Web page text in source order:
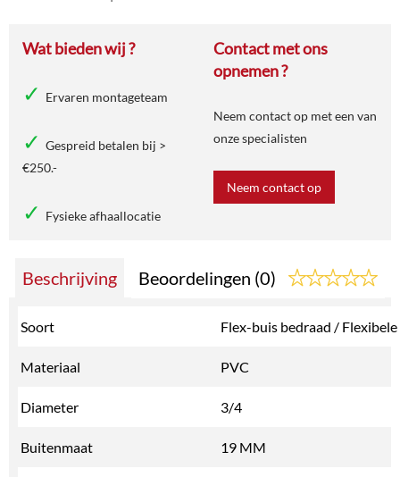
Wat bieden wij ?
Ervaren montageteam
Gespreid betalen bij >
€250.-
Fysieke afhaallocatie
Contact met ons
opnemen ?
Neem contact op met een van
onze specialisten
Neem contact op
Beschrijving Beoordelingen (0)
Soort Flex-buis bedraad /
Materiaal PVC
Diameter 3/4
Buitenmaat 19 MM